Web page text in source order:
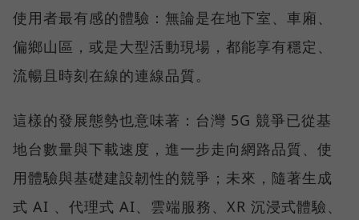
使用者最有感的體驗：無論是在地下室、車廂、
偏鄉山區，或是大型活動現場，都能享有穩定、
流暢且時刻在線的連線品質。
這樣的發展態勢也意味著：台灣 5G 競爭已從基
地台數量與下載速度，進一步走向網路品質、使
用體驗與基礎建設韌性的競爭；未來，隨著生成
式 AI 、代理式 AI、雲端服務、XR 沉浸式體驗、